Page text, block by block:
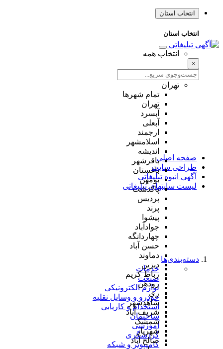
انتخاب استان
انتخاب استان
انتخاب همه
×
تهران
تمام شهر‌ها
تهران
آبسرد
آبعلی
ارجمند
اسلامشهر
اندیشه
باقرشهر
باغستان
بومهن
پاکدشت
پردیس
پرند
پیشوا
جوادآباد
چهاردانگه
حسن آباد
دماوند
دیزین
رباط کریم
رودهن
ری
شاهدشهر
شریف آباد
شمشک
شهریار
صالح آباد
صفحه اصلی
طراحی سایت
آگهی انبوه تبلیغاتی
لیست سایتهای تبلیغاتی
دسته‌بندی‌ها
خدمات
صنعت
لوازم الکترونیکی
خودرو و وسایل نقلیه
استخدام و کاریابی
ساختمان
آموزشی
گردشگری
کامپیوتر و شبکه